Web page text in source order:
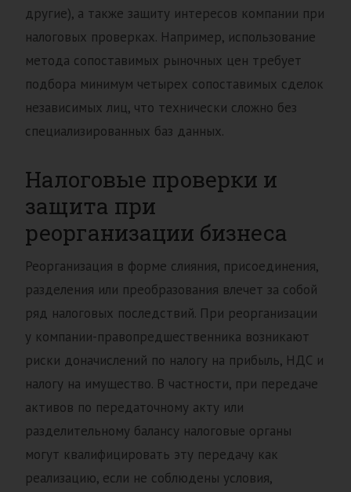
другие), а также защиту интересов компании при
налоговых проверках. Например, использование
метода сопоставимых рыночных цен требует
подбора минимум четырех сопоставимых сделок
независимых лиц, что технически сложно без
специализированных баз данных.
Налоговые проверки и
защита при
реорганизации бизнеса
Реорганизация в форме слияния, присоединения,
разделения или преобразования влечет за собой
ряд налоговых последствий. При реорганизации
у компании-правопредшественника возникают
риски доначислений по налогу на прибыль, НДС и
налогу на имущество. В частности, при передаче
активов по передаточному акту или
разделительному балансу налоговые органы
могут квалифицировать эту передачу как
реализацию, если не соблюдены условия,